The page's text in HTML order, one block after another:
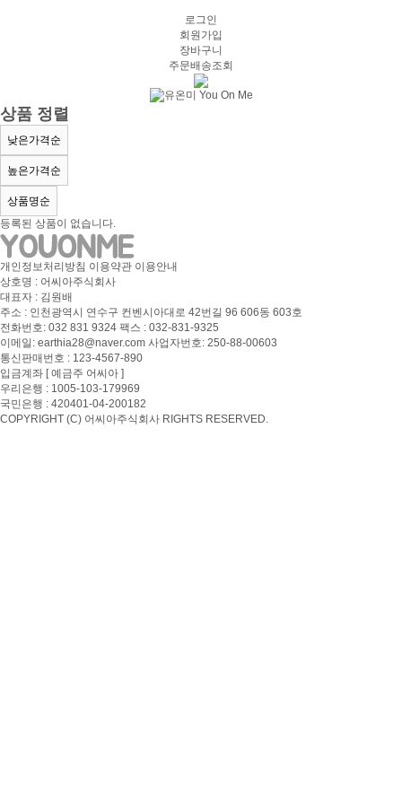
로그인
회원가입
장바구니
주문배송조회
상품 정렬
낮은가격순
높은가격순
상품명순
등록된 상품이 없습니다.
개인정보처리방침 이용약관 이용안내
상호명 : 어씨아주식회사
대표자 : 김원배
주소 : 인천광역시 연수구 컨벤시아대로 42번길 96 606동 603호
전화번호: 032 831 9324 팩스 : 032-831-9325
이메일: earthia28@naver.com 사업자번호: 250-88-00603
통신판매번호 : 123-4567-890
입금계좌 [ 예금주 어씨아 ]
우리은행 : 1005-103-179969
국민은행 : 420401-04-200182
COPYRIGHT (C) 어씨아주식회사 RIGHTS RESERVED.